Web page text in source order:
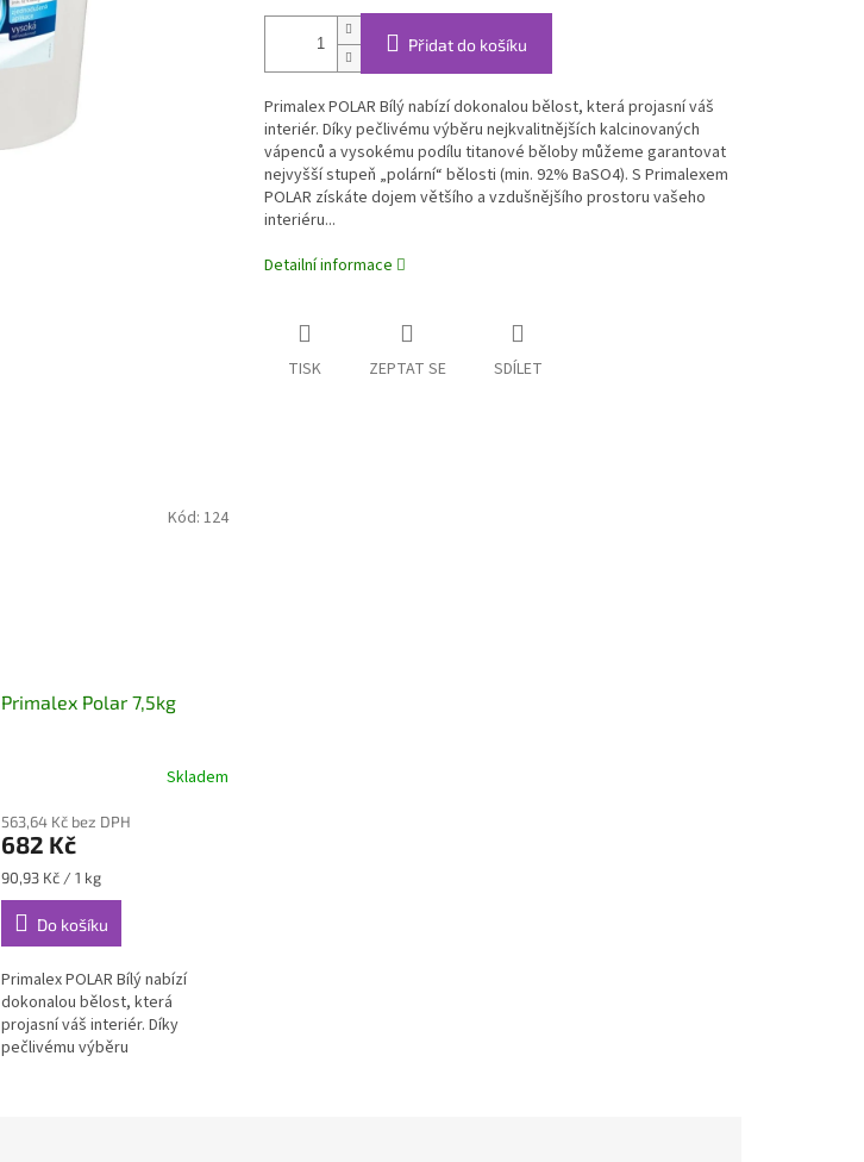
Přidat do košíku
Primalex POLAR Bílý nabízí dokonalou bělost, která projasní váš
interiér. Díky pečlivému výběru nejkvalitnějších kalcinovaných
vápenců a vysokému podílu titanové běloby můžeme garantovat
nejvyšší stupeň „polární“ bělosti (min. 92% BaSO4). S Primalexem
POLAR získáte dojem většího a vzdušnějšího prostoru vašeho
interiéru...
Detailní informace
TISK ZEPTAT SE SDÍLET
Primalex Polar 7,5kg
Skladem
563,64 Kč bez DPH
682 Kč
Měrná
cena:
90,93 Kč / 1 kg
Do košíku
Primalex POLAR Bílý nabízí
dokonalou bělost, která
projasní váš interiér. Díky
pečlivému výběru
Kód: 124